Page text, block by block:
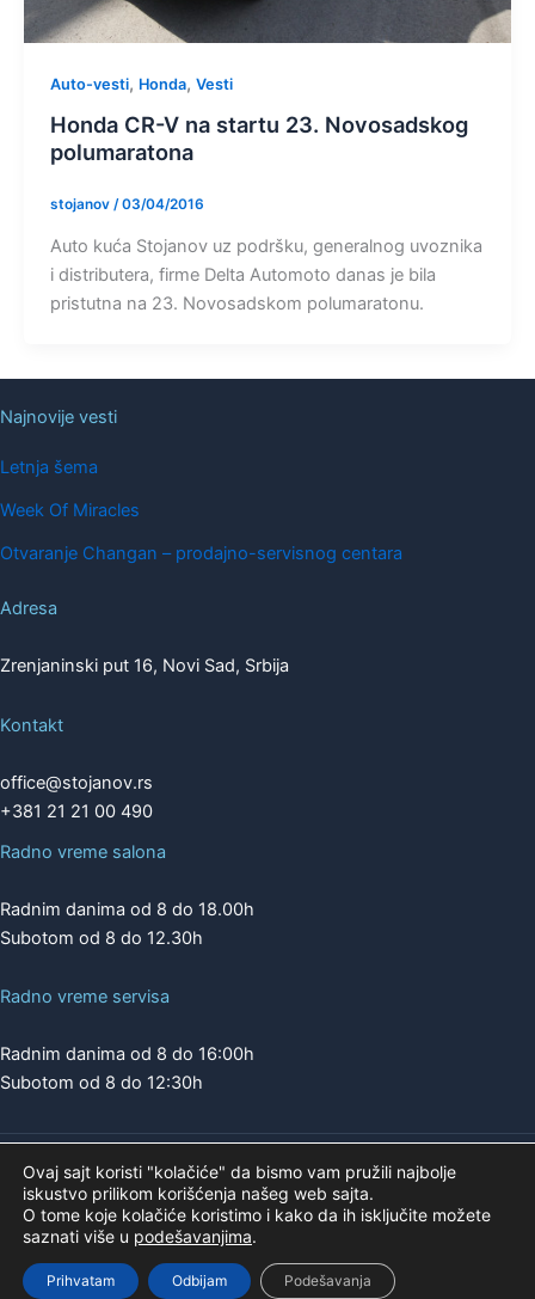
Auto-vesti, Honda, Vesti
Honda CR-V na startu 23. Novosadskog
polumaratona
stojanov /03/04/2016
Auto kuća Stojanov uz podršku, generalnog uvoznika
i distributera, firme Delta Automoto danas je bila
pristutna na 23. Novosadskom polumaratonu.
Najnovije vesti
Letnja šema
Week Of Miracles
Otvaranje Changan – prodajno-servisnog centara
Adresa
Zrenjaninski put 16, Novi Sad, Srbija
Kontakt
office@stojanov.rs
+381 21 21 00 490
Radno vreme salona
Radnim danima od 8 do 18.00h
Subotom od 8 do 12.30h
Radno vreme servisa
Radnim danima od 8 do 16:00h
Subotom od 8 do 12:30h
Copyright © 2026 | A.K. STOJANOV
Pogledajte našu ponudu na
Ovaj sajt koristi "kolačiće" da bismo vam pružili najbolje
iskustvo prilikom korišćenja našeg web sajta.
O tome koje kolačiće koristimo i kako da ih isključite možete
saznati više u podešavanjima.
Prihvatam Odbijam Podešavanja